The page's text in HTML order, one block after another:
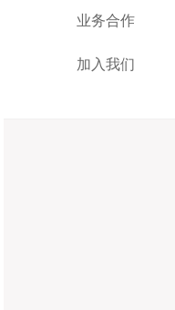
业务合作
加入我们